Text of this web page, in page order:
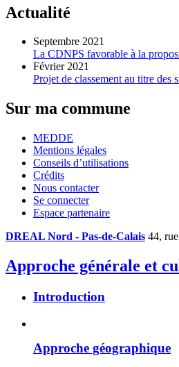
Actualité
Septembre 2021
La CDNPS favorable à la
Février 2021
Projet de classement au titre des
Sur ma commune
MEDDE
Mentions légales
Conseils d’utilisations
Crédits
Nous contacter
Se connecter
Espace partenaire
DREAL Nord - Pas-de-Calais 44,
Approche générale et
Introduction
Approche géographique